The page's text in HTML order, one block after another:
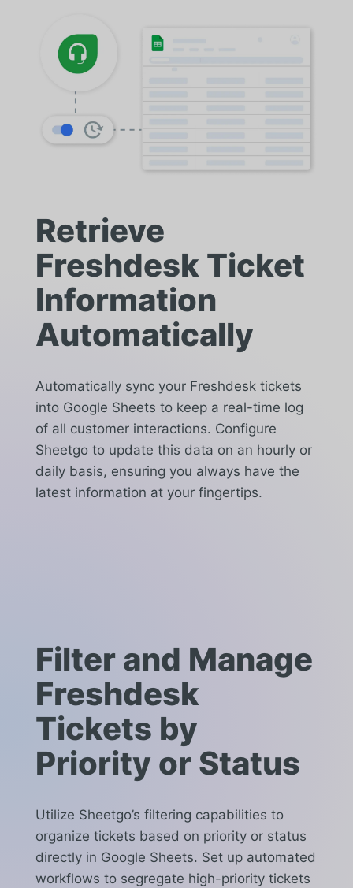
Retrieve
Freshdesk Ticket
Information
Automatically
Automatically sync your Freshdesk tickets
into Google Sheets to keep a real-time log
of all customer interactions. Configure
Sheetgo to update this data on an hourly or
daily basis, ensuring you always have the
latest information at your fingertips.
Filter and Manage
Freshdesk
Tickets by
Priority or Status
Utilize Sheetgo’s filtering capabilities to
organize tickets based on priority or status
directly in Google Sheets. Set up automated
workflows to segregate high-priority tickets